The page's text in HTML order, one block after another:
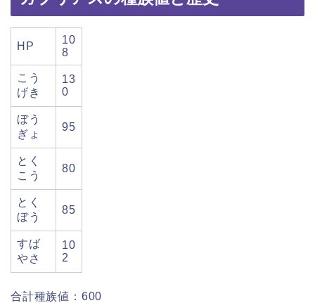
HP
10
8
こう
げき
13
0
ぼう
ぎょ
95
とく
こう
80
とく
ぼう
85
すば
やさ
10
2
合計種族値：600